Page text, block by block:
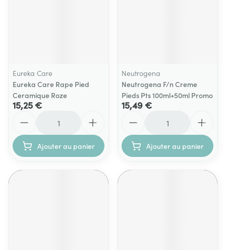
Eureka Care
Eureka Care Rape Pied
Ceramique Roze
15,25 €
Ajouter au panier
Neutrogena
Neutrogena F/n Creme
Pieds Pts 100ml+50ml Promo
15,49 €
Ajouter au panier